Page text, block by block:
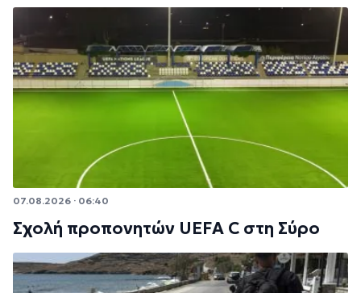
07.08.2026 · 06:40
Σχολή προπονητών UEFA C στη Σύρο